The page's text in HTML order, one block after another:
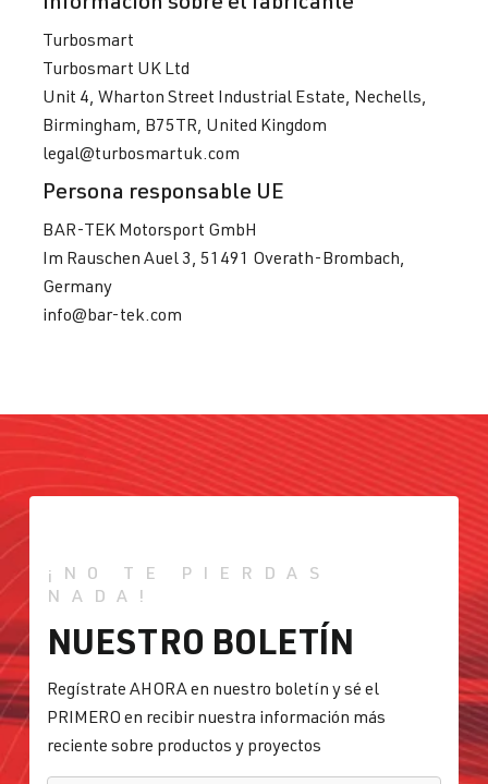
Turbosmart
Turbosmart UK Ltd
Unit 4, Wharton Street Industrial Estate, Nechells,
Birmingham, B75TR, United Kingdom
legal@turbosmartuk.com
Persona responsable UE
BAR-TEK Motorsport GmbH
Im Rauschen Auel 3, 51491 Overath-Brombach,
Germany
info@bar-tek.com
¡NO TE PIERDAS
NADA!
NUESTRO BOLETÍN
Regístrate AHORA en nuestro boletín y sé el
PRIMERO en recibir nuestra información más
reciente sobre productos y proyectos